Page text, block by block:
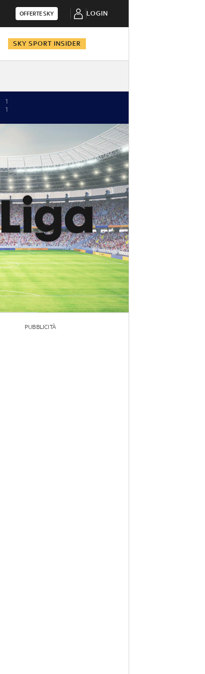
OFFERTE SKY LOGIN
SKY SPORT INSIDER
1
1
PUBBLICITÀ